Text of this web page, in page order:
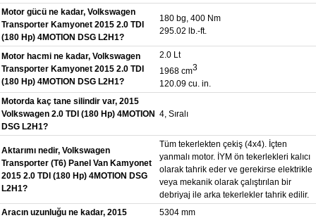
Motor gücü ne kadar, Volkswagen
Transporter Kamyonet 2015 2.0 TDI
(180 Hp) 4MOTION DSG L2H1?
180 bg, 400 Nm
295.02 lb.-ft.
Motor hacmi ne kadar, Volkswagen
Transporter Kamyonet 2015 2.0 TDI
(180 Hp) 4MOTION DSG L2H1?
2.0 Lt
1968 cm3
120.09 cu. in.
Motorda kaç tane silindir var, 2015
Volkswagen 2.0 TDI (180 Hp) 4MOTION
DSG L2H1?
4, Sıralı
Aktarımı nedir, Volkswagen
Transporter (T6) Panel Van Kamyonet
2015 2.0 TDI (180 Hp) 4MOTION DSG
L2H1?
Tüm tekerlekten çekiş (4x4). İçten
yanmalı motor. İYM ön tekerlekleri kalıcı
olarak tahrik eder ve gerekirse elektrikle
veya mekanik olarak çalıştırılan bir
debriyaj ile arka tekerlekler tahrik edilir.
Aracın uzunluğu ne kadar, 2015
5304 mm